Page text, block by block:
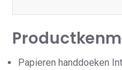
Papieren handdoeken